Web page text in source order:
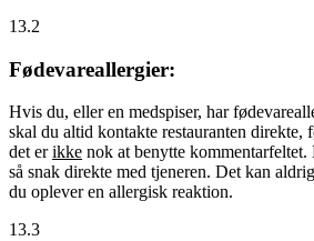
13.2
Fødevareallergier:
Hvis du, eller en medspiser, har
skal du altid kontakte restauranten direkte,
det erikke nok at benytte
så snak direkte med tjeneren. Det kan
du oplever en allergisk reaktion.
13.3